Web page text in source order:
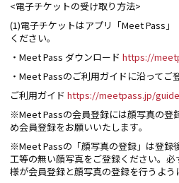
<電子チケットの受け取り方法>
(1)電子チケットはアプリ「Meet Pass」
ください｡
・Meet Pass ダウンロード https://
・Meet Passのご利用ガイドに沿ってご
ご利用ガイド https://meetpass.jp/
※Meet Passの会員登録には顔写真の登
め会員登録をお願いいたします｡
※Meet Passの「顔写真の登録」は登録
工等の無い顔写真をご登録ください。
様が会員登録と顔写真の登録を行うよう